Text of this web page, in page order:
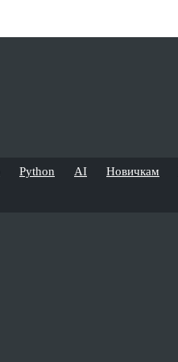
Python AI Новичкам